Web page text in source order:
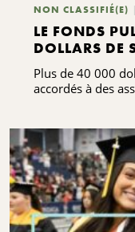
NON CLASSIFIÉ(E)
LE FONDS
DOLLARS DE
Plus de 40 000
accordés à des